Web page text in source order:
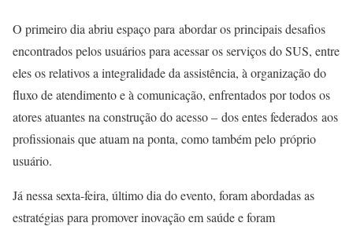
O primeiro dia abriu espaço para abordar os principais desafios
encontrados pelos usuários para acessar os serviços do SUS, entre
eles os relativos a integralidade da assistência, à organização do
fluxo de atendimento e à comunicação, enfrentados por todos os
atores atuantes na construção do acesso – dos entes federados aos
profissionais que atuam na ponta, como também pelo próprio
usuário.
Já nessa sexta-feira, último dia do evento, foram abordadas as
estratégias para promover inovação em saúde e foram